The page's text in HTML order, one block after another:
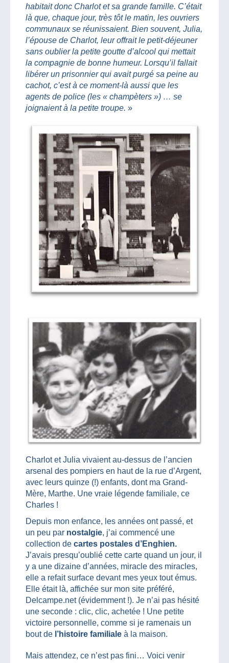
habitait donc Charlot et sa grande famille. C’était
là que, chaque jour, très tôt le matin, les ouvriers
communaux se réunissaient. Bien souvent, Julia,
l’épouse de Charlot, leur offrait le petit-déjeuner
sans oublier la petite goutte d’alcool qui mettait
la compagnie de bonne humeur. Lorsqu’il fallait
libérer un prisonnier qui avait purgé sa peine au
cachot, c’est à ce moment-là aussi que les
agents de police (les « champèters ») … se
joignaient à la petite troupe. »
Charlot et Julia vivaient au-dessus de l’ancien
arsenal des pompiers en haut de la rue d’Argent,
avec leurs quinze (!) enfants, dont ma Grand-
Mère, Marthe. Une vraie légende familiale, ce
Charles !
Depuis mon enfance, les années ont passé, et
un peu par nostalgie, j’ai commencé une
collection de cartes postales d’Enghien.
J’avais presqu’oublié cette carte quand un jour, il
y a une dizaine d’années, miracle des miracles,
elle a refait surface devant mes yeux tout émus.
Elle était là, affichée sur mon site préféré,
Delcampe.net (évidemment !). Je n’ai pas hésité
une seconde : clic, clic, achetée ! Une petite
victoire personnelle, comme si je ramenais un
bout de l’histoire familiale à la maison.
Mais attendez, ce n’est pas fini… Voici venir